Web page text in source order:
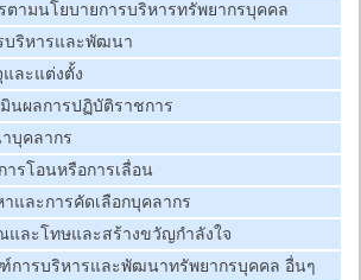
ตามนโยบายการบริหารทรัพยากรบุคคล
บริหารและพัฒนา
และแต่งตั้ง
มินผลการปฏิบัติราชการ
บุคลากร
ารโอนหรือการเลื่อน
าและการคัดเลือกบุคลากร
และโทษและสร้างขวัญกำลังใจ
การบริหารและพัฒนาทรัพยากรบุคคล อื่นๆ